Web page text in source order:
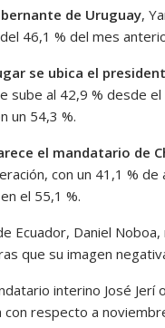
de Uruguay,
46,1 % del mes
se ubica el
sube al 42,9 % desde
un 54,3 %.
el mandatario de
con un 41,1 %
el 55,1 %.
Ecuador, Daniel
que su imagen
interino José
con respecto a